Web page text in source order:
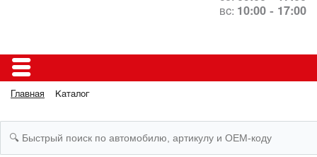
вс: 10:00 - 17:00
Главная Каталог